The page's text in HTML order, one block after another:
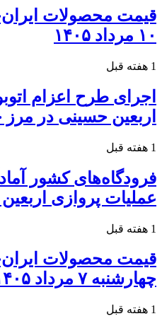
قیمت محصولات
۱۰ مرداد ۱۴۰۵
1 هفته قبل
اجرای طرح اعزام
اربعین حسینی در
1 هفته قبل
فرودگاه‌های کشور
عملیات پروازی اربعین
1 هفته قبل
قیمت محصولات
چهارشنبه ۷ مرداد ۱۴۰۵
1 هفته قبل